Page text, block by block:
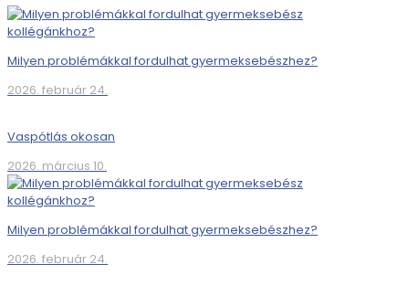
Milyen problémákkal fordulhat gyermeksebészhez?
2026. február 24.
Vaspótlás okosan
2026. március 10.
Milyen problémákkal fordulhat gyermeksebészhez?
2026. február 24.